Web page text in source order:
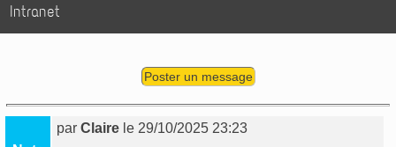
Intranet
Poster un message
parClaire le 29/10/2025 23:23